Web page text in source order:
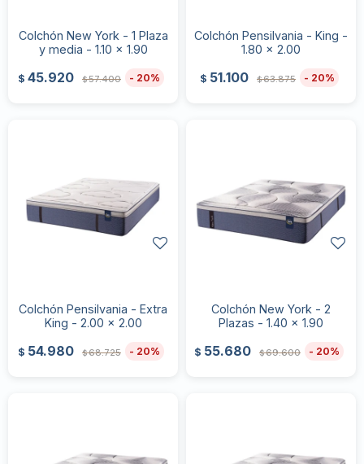
Colchón New York - 1 Plaza
y media - 1.10 x 1.90
$ 45.920 $57.400 20
Colchón Pensilvania - King -
1.80 x 2.00
$ 51.100 $63.875 20
Colchón Pensilvania - Extra
King - 2.00 x 2.00
$ 54.980 $68.725 20
Colchón New York - 2
Plazas - 1.40 x 1.90
$ 55.680 $69.600 20